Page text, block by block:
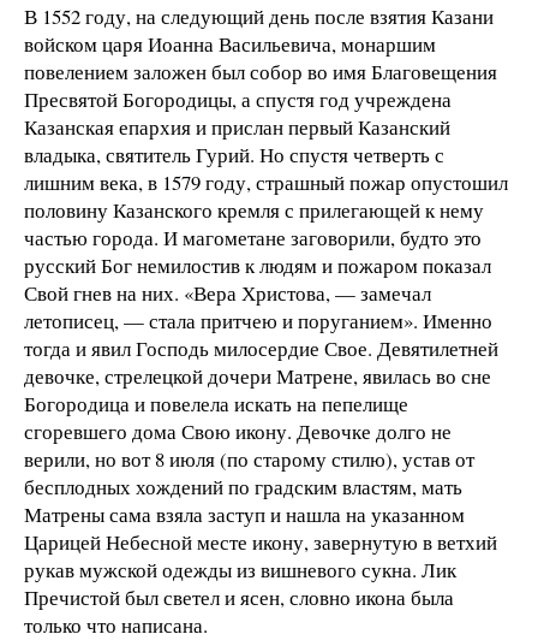
В 1552 году, на следующий день после взятия Казани
войском царя Иоанна Васильевича, монаршим
повелением заложен был собор во имя Благовещения
Пресвятой Богородицы, а спустя год учреждена
Казанская епархия и прислан первый Казанский
владыка, святитель Гурий. Но спустя четверть с
лишним века, в 1579 году, страшный пожар опустошил
половину Казанского кремля с прилегающей к нему
частью города. И магометане заговорили, будто это
русский Бог немилостив к людям и пожаром показал
Свой гнев на них. «Вера Христова, — замечал
летописец, — стала притчею и поруганием». Именно
тогда и явил Господь милосердие Свое. Девятилетней
девочке, стрелецкой дочери Матрене, явилась во сне
Богородица и повелела искать на пепелище
сгоревшего дома Свою икону. Девочке долго не
верили, но вот 8 июля (по старому стилю), устав от
бесплодных хождений по градским властям, мать
Матрены сама взяла заступ и нашла на указанном
Царицей Небесной месте икону, завернутую в ветхий
рукав мужской одежды из вишневого сукна. Лик
Пречистой был светел и ясен, словно икона была
только что написана.